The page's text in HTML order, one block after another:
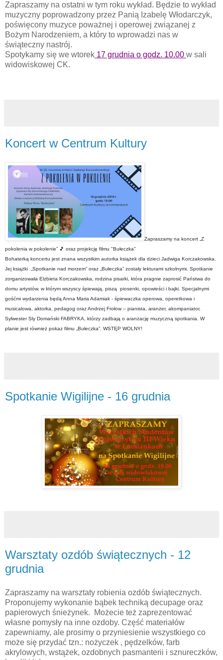
Zapraszamy na ostatni w tym roku wykład. Będzie to wykład
muzyczny poprowadzony przez Panią Izabelę Włodarczyk,
poświęcony muzyce poważnej i operowej związanej z
Bożym Narodzeniem, a który to wprowadzi nas w
świąteczny nastrój.
Spotykamy się we wtorek 17 grudnia o godz. 10.00 w sali
widowiskowej CK.
Koncert w Centrum Kultury
Zapraszamy na koncert „Z
pokolenia w pokolenie” 🎵 oraz projekcję filmu "Bułeczka"
Bohaterką koncertu jest znana wszystkim autorka książek dla dzieci Jadwiga Korczakowska.
Jej książki  „Spotkanie nad morzem” oraz „Bułeczka” zostały lekturami szkolnymi. Spotkanie
zorganizowała Elzbieta Korczakowska, rodzina pisarki, która pragnie zaprosić Państwa do
domu artystów, w którym wszyscy śpiewają, piszą  piosenki, opowieści i bajki. Specjalnymi
gośćmi wydarzenia będą Anna Maria Adamiak - śpiewaczka operowa, operetkowa i
musicalowa, aktorka, pedagog oraz Andrzej Frołow – pianista, aranżer, akompaniator,
Sylwester Sly Domański FABRYKA, którzy zadbają o aranżację muzyczną spotkania. W
planie jest również pokaz filmu „Bułeczka”. WSTĘP WOLNY!
Spotkanie Wigilijne - 16 grudnia
Warsztaty ozdób świątecznych - 12
grudnia
Zapraszamy na warsztaty robienia ozdób świątecznych.
Proponujemy wykonanie bąbek techniką decupage oraz
papierowych śnieżynek. Możecie też zaprezentować
własne pomysły na inne ozdoby. Część materiałów
zapewniamy, ale prosimy o przyniesienie wszystkiego co
może się przydać tzn.: nożyczek , pędzelków, farb
akrylowych, wstążek, ozdobnych pasmanterii i sznureczków,